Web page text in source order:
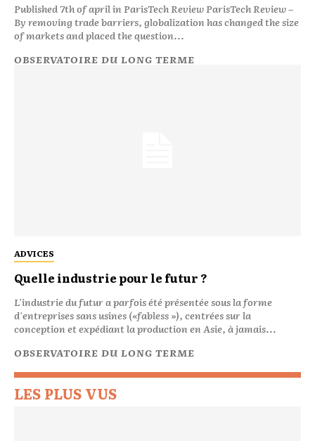
Published 7th of april in ParisTech Review ParisTech Review –
By removing trade barriers, globalization has changed the size
of markets and placed the question...
OBSERVATOIRE DU LONG TERME
ADVICES
Quelle industrie pour le futur ?
L'industrie du futur a parfois été présentée sous la forme
d'entreprises sans usines («fabless »), centrées sur la
conception et expédiant la production en Asie, à jamais...
OBSERVATOIRE DU LONG TERME
LES PLUS VUS